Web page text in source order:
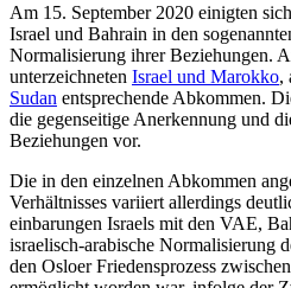
Am 15. September 2020 einigten
Israel und Bahrain in den
Nor­malisierung ihrer Beziehungen.
unterzeichneten Israel und Marokko,
Sudan entsprechende Abkommen.
die gegenseitige Anerkennung und
Beziehungen vor.
Die in den einzelnen Abkommen
Verhältnisses variiert allerdings
einbarungen Israels mit den VAE,
israelisch-arabische Normalisierung
den Osloer Friedensprozess